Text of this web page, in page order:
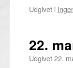
Udgivet i
22.
Udgivet22.